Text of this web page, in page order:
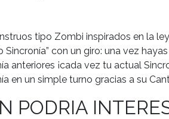
tipo Zombi inspirados en la
Sincronía” con un giro: una vez
anteriores ¡cada vez tu actual
en un simple turno gracias a su
PODRIA